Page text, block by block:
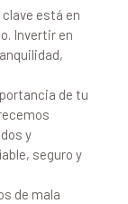
está en
Invertir en
de tu
y
seguro y
de mala